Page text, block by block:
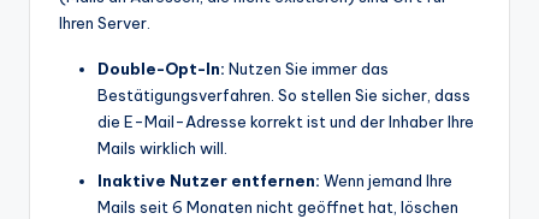
Ihren Server.
Double-Opt-In: Nutzen Sie immer das
Bestätigungsverfahren. So stellen Sie sicher, dass
die E-Mail-Adresse korrekt ist und der Inhaber Ihre
Mails wirklich will.
Inaktive Nutzer entfernen: Wenn jemand Ihre
Mails seit 6 Monaten nicht geöffnet hat, löschen